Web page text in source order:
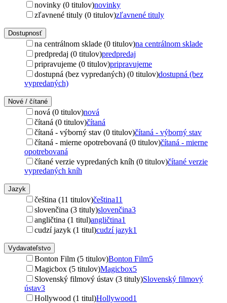
novinky (0 titulov)novinky
zľavnené tituly (0 titulov)zľavnené tituly
Dostupnosť
na centrálnom sklade (0 titulov)na centrálnom sklade
predpredaj (0 titulov)predpredaj
pripravujeme (0 titulov)pripravujeme
dostupná (bez vypredaných) (0 titulov)dostupná (bez
vypredaných)
Nové / čítané
nová (0 titulov)nová
čítaná (0 titulov)čítaná
čítaná - výborný stav (0 titulov)čítaná - výborný stav
čítaná - mierne opotrebovaná (0 titulov)čítaná - mierne
opotrebovaná
čítané verzie vypredaných kníh (0 titulov)čítané verzie
vypredaných kníh
Jazyk
čeština (11 titulov)čeština11
slovenčina (3 tituly)slovenčina3
angličtina (1 titul)angličtina1
cudzí jazyk (1 titul)cudzí jazyk1
Vydavateľstvo
Bonton Film (5 titulov)Bonton Film5
Magicbox (5 titulov)Magicbox5
Slovenský filmový ústav (3 tituly)Slovenský filmový
ústav3
Hollywood (1 titul)Hollywood1